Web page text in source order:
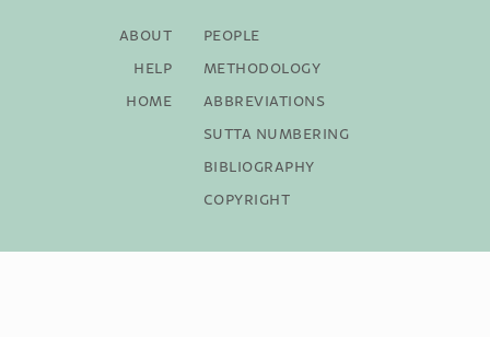
About
Help
Home
People
Methodology
Abbreviations
Sutta Numbering
Bibliography
Copyright